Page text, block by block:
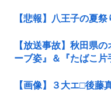
【悲報】八王子の夏
【放送事故】秋田県
ーブ姿』＆『たばこ片
【画像】３大エ□後藤